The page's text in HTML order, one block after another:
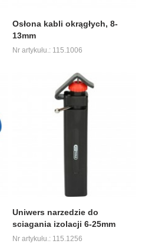
Osłona kabli okrągłych, 8-
13mm
Nr artykułu.: 115.1006
Uniwers narzedzie do
sciagania izolacji 6-25mm
Nr artykułu.: 115.1256